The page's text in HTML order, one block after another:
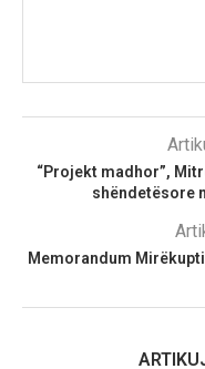
“Projekt madhor”,
shëndetësore
Memorandum